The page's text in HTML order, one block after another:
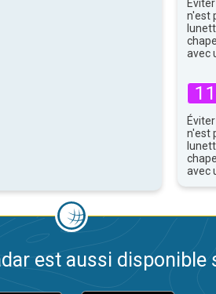
n'est
avec
n'est
avec
est aussi disponible